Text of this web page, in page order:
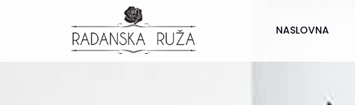
NASLOVNA